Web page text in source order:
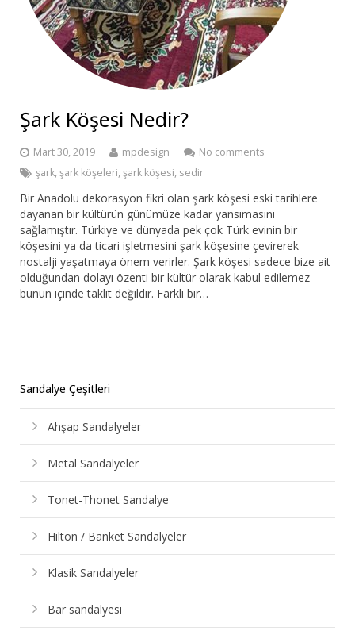
Bar Sandalyesi
Restaurant Sandalyesi
Dış Mekan Sandalyeler
Masalar
Şark Köşesi Nedir?
Mart 30, 2019 mpdesign
No comments
şark, şark köşeleri, şark köşesi, sedir
Bir Anadolu dekorasyon fikri olan şark köşesi eski tarihlere
dayanan bir kültürün günümüze kadar yansımasını
sağlamıştır. Türkiye ve dünyada pek çok Türk evinin bir
köşesini ya da ticari işletmesini şark köşesine çevirerek
nostalji yaşatmaya önem verirler. Şark köşesi sadece bize ait
olduğundan dolayı özenti bir kültür olarak kabul edilemez
bunun içinde taklit değildir. Farklı bir…
Sandalye Çeşitleri
Ahşap Sandalyeler
Metal Sandalyeler
Tonet-Thonet Sandalye
Hilton / Banket Sandalyeler
Klasik Sandalyeler
Bar sandalyesi